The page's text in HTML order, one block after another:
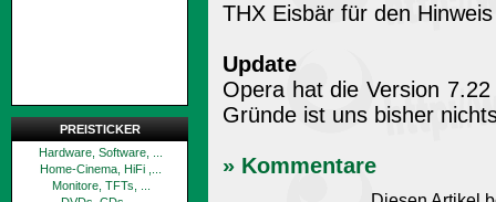
PREISTICKER
Hardware, Software, ...
Home-Cinema, HiFi ,...
Monitore, TFTs, ...
THX Eisbär für den Hinweis
Update
Opera hat die Version
Gründe ist uns bisher
» Kommentare